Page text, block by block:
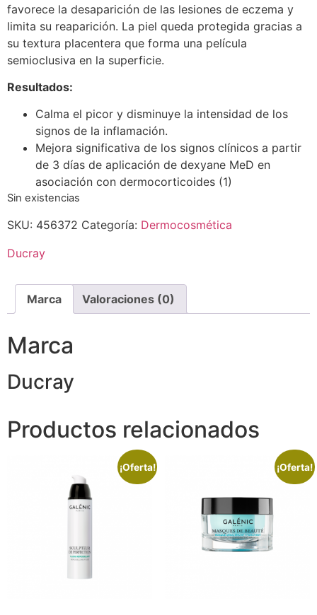
favorece la desaparición de las lesiones de eczema y
limita su reaparición. La piel queda protegida gracias a
su textura placentera que forma una película
semioclusiva en la superficie.
Resultados:
Calma el picor y disminuye la intensidad de los
signos de la inflamación.
Mejora significativa de los signos clínicos a partir
de 3 días de aplicación de dexyane MeD en
asociación con dermocorticoides (1)
Sin existencias
SKU: 456372 Categoría: Dermocosmética
Ducray
Marca Valoraciones (0)
Marca
Ducray
Productos relacionados
¡Oferta! ¡Oferta!